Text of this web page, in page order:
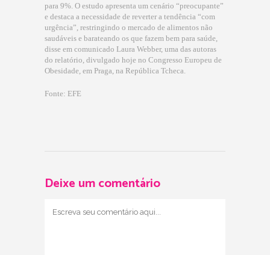
para 9%. O estudo apresenta um cenário “preocupante”
e destaca a necessidade de reverter a tendência “com
urgência”, restringindo o mercado de alimentos não
saudáveis e barateando os que fazem bem para saúde,
disse em comunicado Laura Webber, uma das autoras
do relatório, divulgado hoje no Congresso Europeu de
Obesidade, em Praga, na República Tcheca.
Fonte: EFE
Deixe um comentário